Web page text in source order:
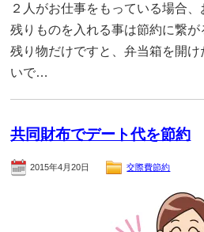
２人がお仕事をもっている場合
残りものを入れる事は節約に繋
残り物だけですと、弁当箱を開
いで…
共同財布でデート代を節約
2015年4月20日 交際費節約